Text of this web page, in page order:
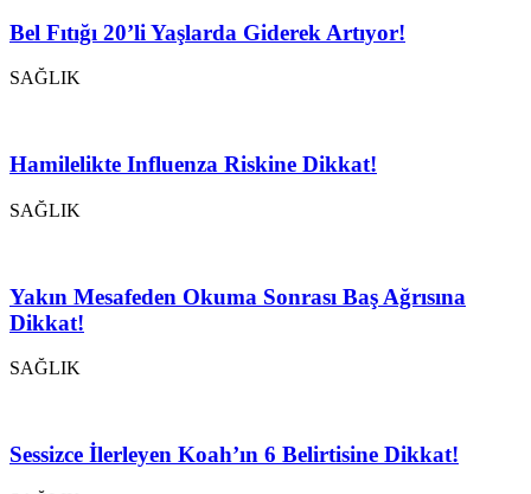
Bel Fıtığı 20’li Yaşlarda Giderek Artıyor!
SAĞLIK
Hamilelikte Influenza Riskine Dikkat!
SAĞLIK
Yakın Mesafeden Okuma Sonrası Baş Ağrısına
Dikkat!
SAĞLIK
Sessizce İlerleyen Koah’ın 6 Belirtisine Dikkat!